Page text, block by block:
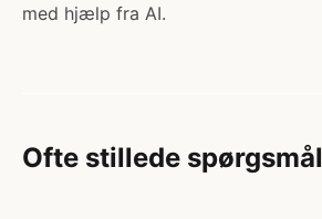
med hjælp fra AI.
Ofte stillede spørgsmål